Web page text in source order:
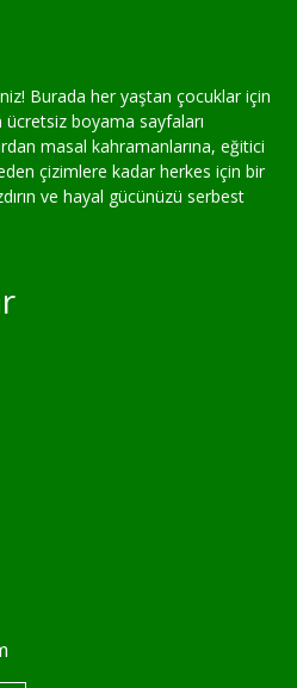
Burada her yaştan çocuklar için
boyama sayfaları
masal kahramanlarına, eğitici
çizimlere kadar herkes için bir
ve hayal gücünüzü serbest